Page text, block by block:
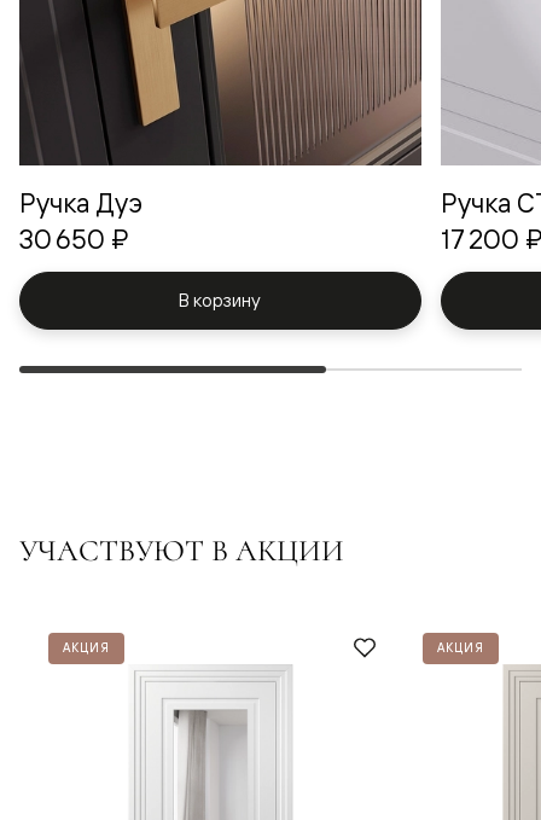
Ручка Дуэ
30 650 ₽
В корзину
Ручка
17 200
УЧАСТВУЮТ В АКЦИИ
АКЦИЯ АКЦИЯ